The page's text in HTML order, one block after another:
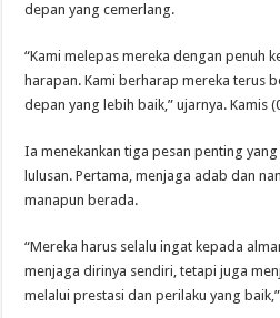
depan yang cemerlang.
“Kami melepas mereka dengan penuh
harapan. Kami berharap mereka terus
depan yang lebih baik,” ujarnya. Kamis
Ia menekankan tiga pesan penting
lulusan. Pertama, menjaga adab dan
manapun berada.
“Mereka harus selalu ingat kepada
menjaga dirinya sendiri, tetapi juga
melalui prestasi dan perilaku yang